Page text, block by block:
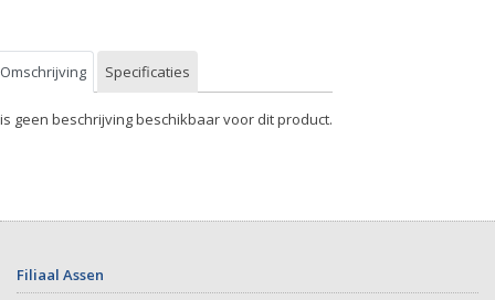
Omschrijving Specificaties
geen beschrijving beschikbaar voor dit product.
Filiaal Assen